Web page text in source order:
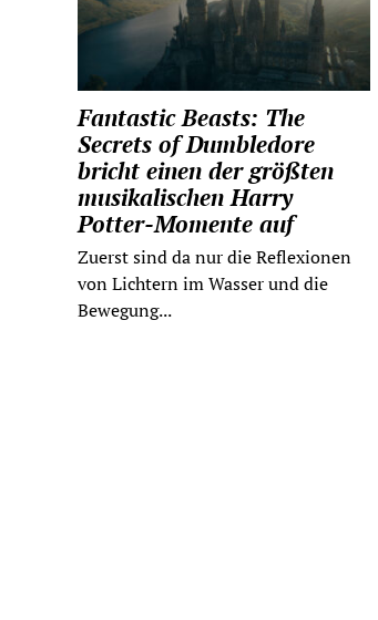
Fantastic Beasts: The
Secrets of Dumbledore
bricht einen der größten
musikalischen Harry
Potter-Momente auf
Zuerst sind da nur die Reflexionen
von Lichtern im Wasser und die
Bewegung...